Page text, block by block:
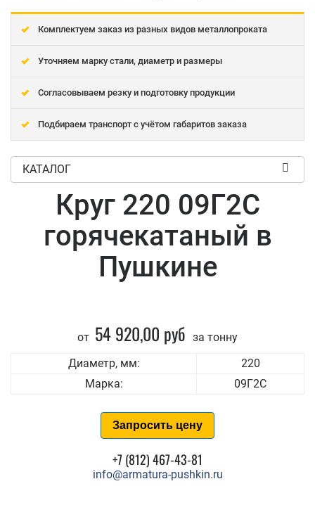
Комплектуем заказ из разных видов металлопроката
Уточняем марку стали, диаметр и размеры
Согласовываем резку и подготовку продукции
Подбираем транспорт с учётом габаритов заказа
КАТАЛОГ
Круг 220 09Г2С
горячекатаный в
Пушкине
от 54 920,00 руб за тонну
Диаметр, мм:
220
Марка:
09Г2С
Запросить цену
+7 (812) 467-43-81
info@armatura-pushkin.ru